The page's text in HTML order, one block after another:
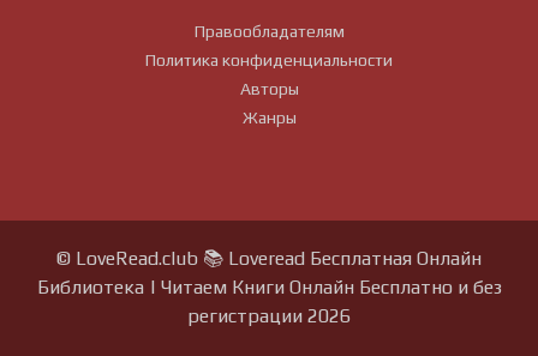
Правообладателям
Политика конфиденциальности
Авторы
Жанры
© LoveRead.club 📚 Loveread Бесплатная Онлайн
Библиотека | Читаем Книги Онлайн Бесплатно и без
регистрации 2026